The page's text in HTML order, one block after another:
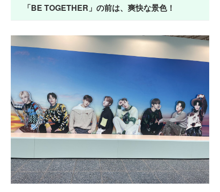
「BE TOGETHER」の前は、爽快な景色！